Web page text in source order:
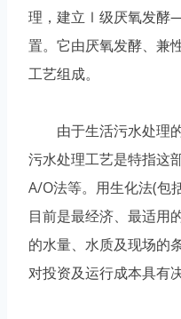
理，建立Ⅰ级厌氧发
置。它由厌氧发酵、兼
工艺组成。
由于生活污水处理的
污水处理工艺是特指这
A/O法等。用生化法(包
目前是最经济、最适用
的水量、水质及现场的
对投资及运行成本具有